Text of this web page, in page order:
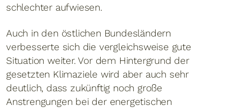
schlechter aufwiesen.
Auch in den östlichen Bundesländern
verbesserte sich die vergleichsweise gute
Situation weiter. Vor dem Hintergrund der
gesetzten Klimaziele wird aber auch sehr
deutlich, dass zukünftig noch große
Anstrengungen bei der energetischen